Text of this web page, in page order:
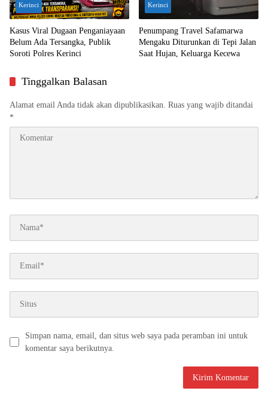
Kerinci
Kasus Viral Dugaan Penganiayaan
Belum Ada Tersangka, Publik
Soroti Polres Kerinci
Kerinci
Penumpang Travel Safamarwa
Mengaku Diturunkan di Tepi Jalan
Saat Hujan, Keluarga Kecewa
Tinggalkan Balasan
Alamat email Anda tidak akan dipublikasikan. Ruas yang wajib ditandai
*
Simpan nama, email, dan situs web saya pada peramban ini untuk
komentar saya berikutnya.